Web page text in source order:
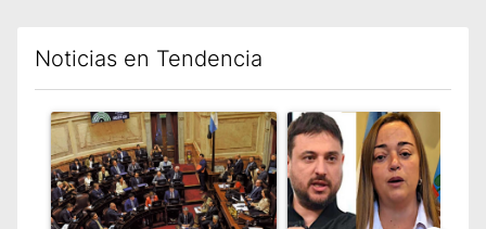
Noticias en Tendencia
Un artículo de tendencia con el título "Qué queda de la ley
Un artículo de tendencia